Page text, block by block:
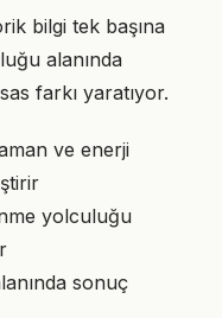
bilgi tek başına
alanında
farkı yaratıyor.
ve enerji
yolculuğu
sonuç